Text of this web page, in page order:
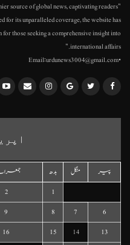
source of global news, captivating readers
for its unparalleled coverage, the website has
those seeking a comprehensive insight into
international affairs."
•Email:urdunews3004@gmail.com
اپریل
پیر منگل بدھ
1
2
6
7
8
9
13
14
15
16